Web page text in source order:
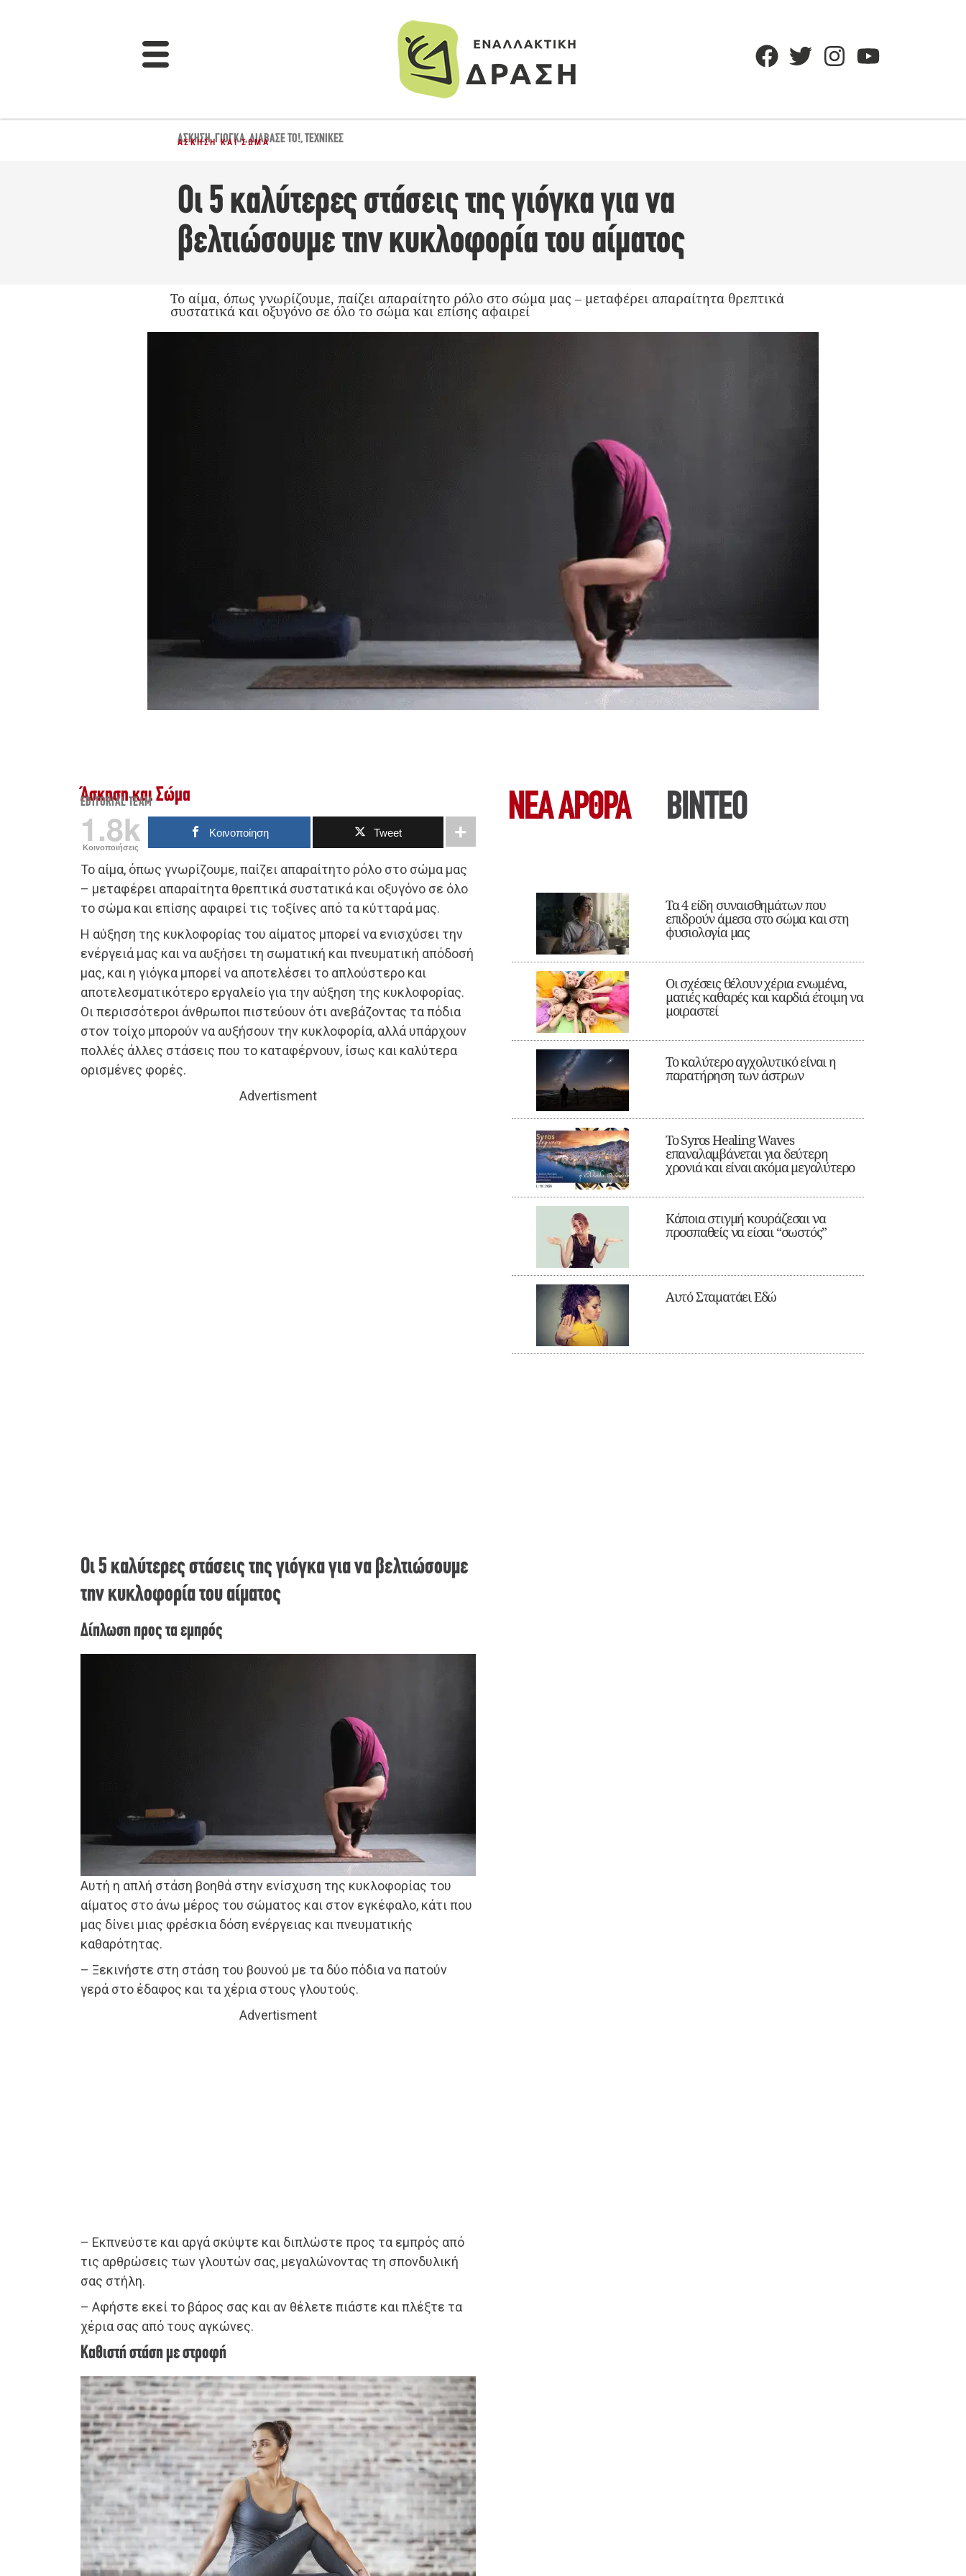
ΆΣΚΗΣΗ,ΓΙΌΓΚΑ,ΔΙΆΒΑΣΈ ΤΟ!,ΤΕΧΝΙΚΈΣ
ΆΣΚΗΣΗ ΚΑΙ ΣΏΜΑ
Οι 5 καλύτερες στάσεις της γιόγκα για να
βελτιώσουμε την κυκλοφορία του αίματος
Το αίμα, όπως γνωρίζουμε, παίζει απαραίτητο ρόλο στο σώμα μας – μεταφέρει απαραίτητα θρεπτικά
συστατικά και οξυγόνο σε όλο το σώμα και επίσης αφαιρεί
Άσκηση και Σώμα
EDITORIAL TEAM
1.8k
Κοινοποιήσεις
Κοινοποίηση Tweet
Το αίμα, όπως γνωρίζουμε, παίζει απαραίτητο ρόλο στο σώμα μας
– μεταφέρει απαραίτητα θρεπτικά συστατικά και οξυγόνο σε όλο
το σώμα και επίσης αφαιρεί τις τοξίνες από τα κύτταρά μας.
Η αύξηση της κυκλοφορίας του αίματος μπορεί να ενισχύσει την
ενέργειά μας και να αυξήσει τη σωματική και πνευματική απόδοσή
μας, και η γιόγκα μπορεί να αποτελέσει το απλούστερο και
αποτελεσματικότερο εργαλείο για την αύξηση της κυκλοφορίας.
Οι περισσότεροι άνθρωποι πιστεύουν ότι ανεβάζοντας τα πόδια
στον τοίχο μπορούν να αυξήσουν την κυκλοφορία, αλλά υπάρχουν
πολλές άλλες στάσεις που το καταφέρνουν, ίσως και καλύτερα
ορισμένες φορές.
Advertisment
Οι 5 καλύτερες στάσεις της γιόγκα για να βελτιώσουμε
την κυκλοφορία του αίματος
Δίπλωση προς τα εμπρός
Αυτή η απλή στάση βοηθά στην ενίσχυση της κυκλοφορίας του
αίματος στο άνω μέρος του σώματος και στον εγκέφαλο, κάτι που
μας δίνει μιας φρέσκια δόση ενέργειας και πνευματικής
καθαρότητας.
– Ξεκινήστε στη στάση του βουνού με τα δύο πόδια να πατούν
γερά στο έδαφος και τα χέρια στους γλουτούς.
Advertisment
– Εκπνεύστε και αργά σκύψτε και διπλώστε προς τα εμπρός από
τις αρθρώσεις των γλουτών σας, μεγαλώνοντας τη σπονδυλική
σας στήλη.
– Αφήστε εκεί το βάρος σας και αν θέλετε πιάστε και πλέξτε τα
χέρια σας από τους αγκώνες.
Καθιστή στάση με στροφή
ΝΕΑ ΆΡΘΡΑ ΒΙΝΤΕΟ
Τα 4 είδη συναισθημάτων που
επιδρούν άμεσα στο σώμα και στη
φυσιολογία μας
Οι σχέσεις θέλουν χέρια ενωμένα,
ματιές καθαρές και καρδιά έτοιμη να
μοιραστεί
Το καλύτερο αγχολυτικό είναι η
παρατήρηση των άστρων
Το Syros Healing Waves
επαναλαμβάνεται για δεύτερη
χρονιά και είναι ακόμα μεγαλύτερο
Κάποια στιγμή κουράζεσαι να
προσπαθείς να είσαι “σωστός”
Αυτό Σταματάει Εδώ